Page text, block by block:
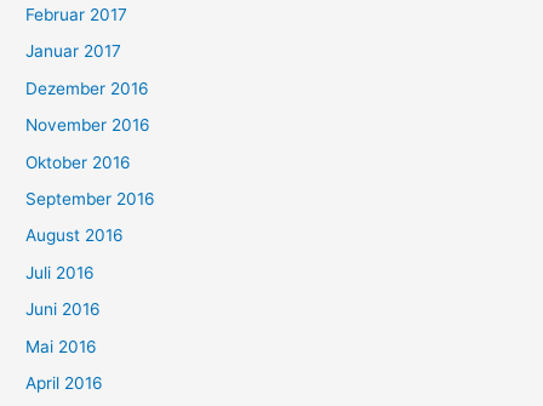
Februar 2017
Januar 2017
Dezember 2016
November 2016
Oktober 2016
September 2016
August 2016
Juli 2016
Juni 2016
Mai 2016
April 2016